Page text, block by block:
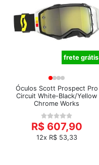
frete grátis
Óculos Scott Prospect Pro
Circuit White-Black/Yellow
Chrome Works
R$ 607,90
12x R$ 53,33